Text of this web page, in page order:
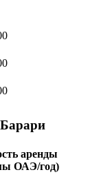
аренды
ОАЭ/год)